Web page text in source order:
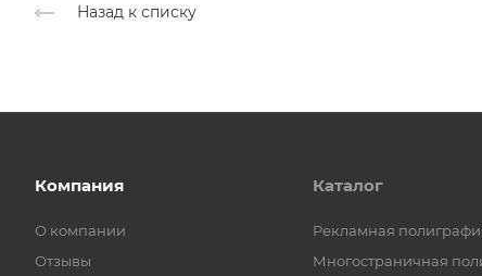
Назад к списку
Компания
О компании
Отзывы
Каталог
Рекламная
Многостраничная